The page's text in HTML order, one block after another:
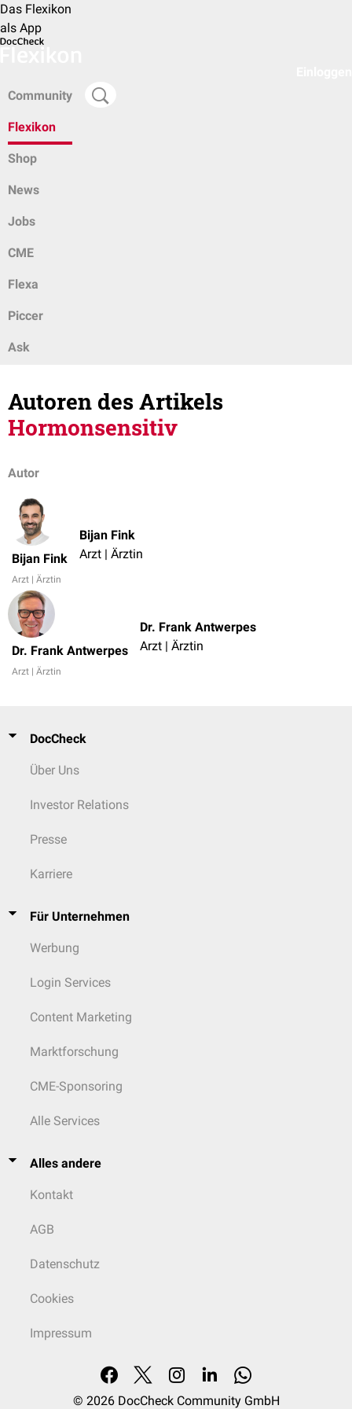
Das Flexikon
als App
Community
Flexikon
Shop
News
Jobs
CME
Flexa
Piccer
Ask
Autoren des Artikels
Hormonsensitiv
Autor
Bijan Fink
Arzt | Ärztin
Bijan Fink
Arzt | Ärztin
Dr. Frank Antwerpes
Arzt | Ärztin
Dr. Frank Antwerpes
Arzt | Ärztin
DocCheck
Über Uns
Investor Relations
Presse
Karriere
Für Unternehmen
Werbung
Login Services
Content Marketing
Marktforschung
CME-Sponsoring
Alle Services
Alles andere
Kontakt
AGB
Datenschutz
Cookies
Impressum
© 2026 DocCheck Community GmbH